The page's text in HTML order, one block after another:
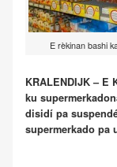
E rèkinan bashi
KRALENDIJK –
ku
disidí pa
supermerkado pa